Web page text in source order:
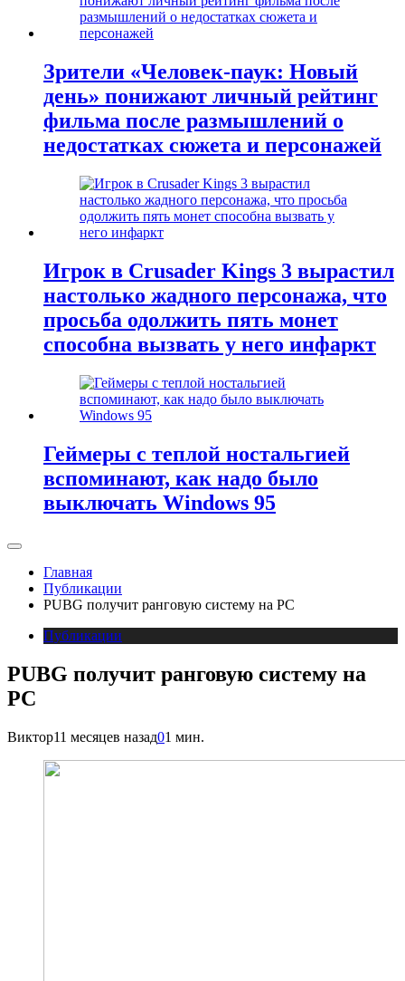
Зрители «Человек-паук: Новый
день» понижают личный рейтинг
фильма после размышлений о
недостатках сюжета и персонажей
Игрок в Crusader Kings 3 вырастил
настолько жадного персонажа, что
просьба одолжить пять монет
способна вызвать у него инфаркт
Геймеры с теплой ностальгией
вспоминают, как надо было
выключать Windows 95
Главная
Публикации
PUBG получит ранговую систему на PC
Публикации
PUBG получит ранговую систему на
PC
Виктор11 месяцев назад01 мин.